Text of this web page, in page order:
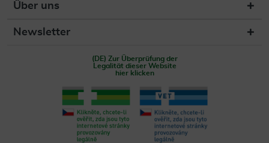
Über uns
Newsletter
(DE) Zur Überprüfung der
Legalität dieser Website
hier klicken